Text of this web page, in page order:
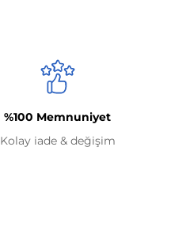
%100 Memnuniyet
Kolay iade & değişim